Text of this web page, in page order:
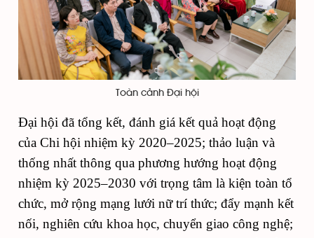
Toàn cảnh Đại hội
Đại hội đã tổng kết, đánh giá kết quả hoạt động
của Chi hội nhiệm kỳ 2020–2025; thảo luận và
thống nhất thông qua phương hướng hoạt động
nhiệm kỳ 2025–2030 với trọng tâm là kiện toàn tổ
chức, mở rộng mạng lưới nữ trí thức; đẩy mạnh kết
nối, nghiên cứu khoa học, chuyển giao công nghệ;